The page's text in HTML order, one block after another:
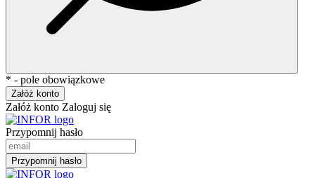
* - pole obowiązkowe
Załóż konto
Załóż konto Zaloguj się
Przypomnij hasło
Przypomnij hasło